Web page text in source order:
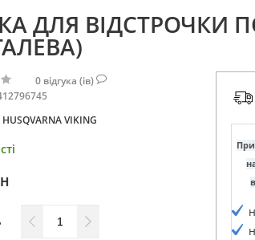
ДЛЯ ВІДСТРОЧКИ
0 відгука (ів)
HUSQVARNA VIKING